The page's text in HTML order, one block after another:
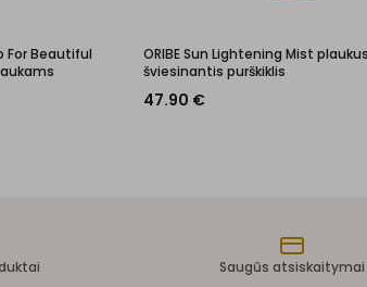
For Beautiful
ORIBE Sun Lightening Mist
šviesinantis purškiklis
47.90 €
Saugūs atsiskaitymai